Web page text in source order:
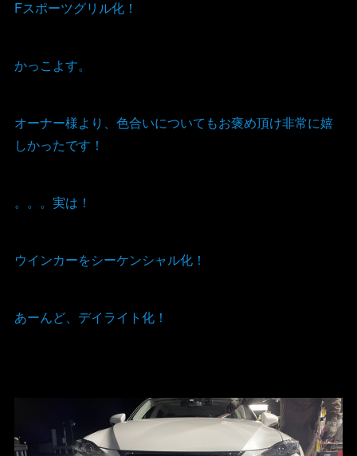
Fスポーツグリル化！
かっこよす。
オーナー様より、色合いについてもお褒め頂け非常に嬉
しかったです！
。。。実は！
ウインカーをシーケンシャル化！
あーんど、デイライト化！